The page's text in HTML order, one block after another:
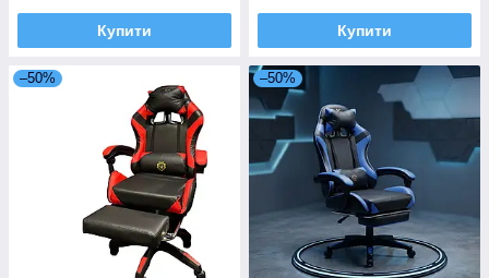
Купити Купити
–50% –50%